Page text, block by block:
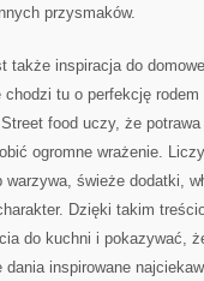
przysmaków.
inspiracja do
tu o perfekcję
food uczy, że
ogromne wrażenie.
świeże dodatki,
Dzięki takim
do kuchni i pokazywać,
inspirowane